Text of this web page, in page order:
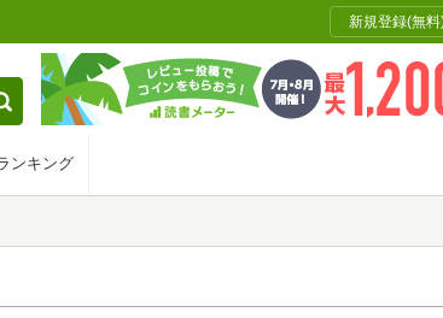
新規登録(無料
ンキング